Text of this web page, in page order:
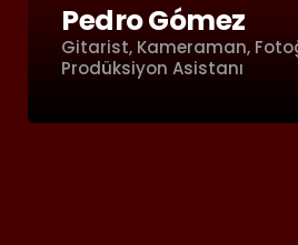
Pedro Gómez
Gitarist, Kameraman,
Prodüksiyon Asistanı